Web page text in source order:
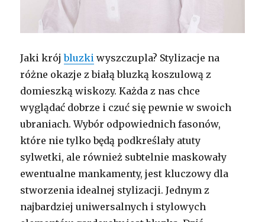
Jaki krójbluzki wyszczupla? Stylizacje na
różne okazje z białą bluzką koszulową z
domieszką wiskozy. Każda z nas chce
wyglądać dobrze i czuć się pewnie w swoich
ubraniach. Wybór odpowiednich fasonów,
które nie tylko będą podkreślały atuty
sylwetki, ale również subtelnie maskowały
ewentualne mankamenty, jest kluczowy dla
stworzenia idealnej stylizacji. Jednym z
najbardziej uniwersalnych i stylowych